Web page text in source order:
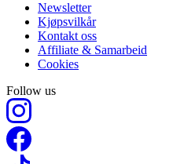
Newsletter
Kjøpsvilkår
Kontakt oss
Affiliate & Samarbeid
Cookies
Follow us